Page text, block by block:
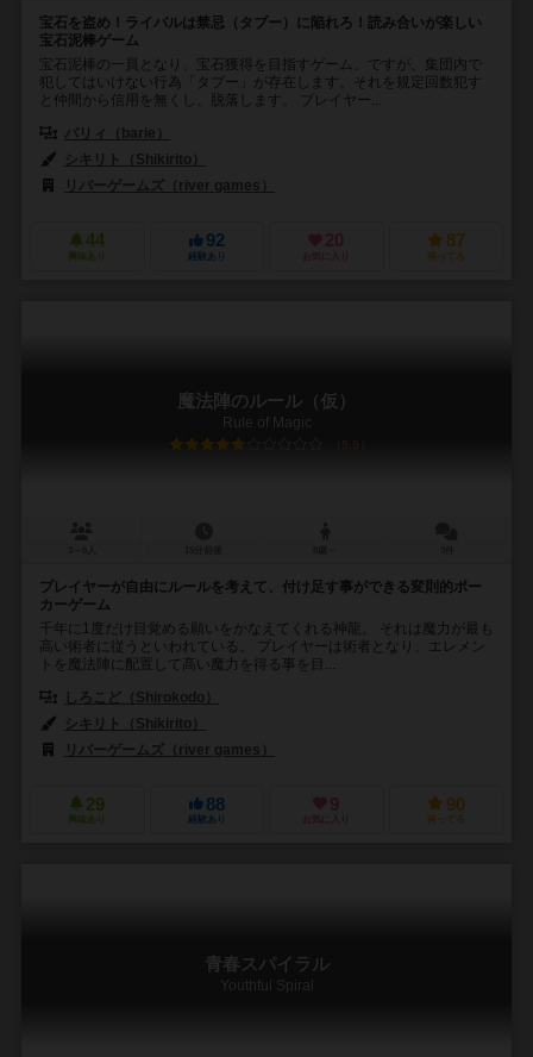
宝石を盗め！ライバルは禁忌（タブー）に陥れろ！読み合いが楽しい
宝石泥棒ゲーム
宝石泥棒の一員となり、宝石獲得を目指すゲーム。ですが、集団内で
犯してはいけない行為「タブー」が存在します。それを規定回数犯す
と仲間から信用を無くし、脱落します。 プレイヤー...
バリィ（barie）
シキリト（Shikirito）
リバーゲームズ（river games）
44
興味あり
92
経験あり
20
お気に入り
87
持ってる
魔法陣のルール（仮）
Rule of Magic
5.9
プレイヤーが自由にルールを考えて、付け足す事ができる変則的ポー
カーゲーム
千年に1度だけ目覚める願いをかなえてくれる神龍。 それは魔力が最も
高い術者に従うといわれている。 プレイヤーは術者となり、エレメン
トを魔法陣に配置して高い魔力を得る事を目...
しろこど（Shirokodo）
シキリト（Shikirito）
リバーゲームズ（river games）
29
興味あり
88
経験あり
9
お気に入り
90
持ってる
青春スパイラル
Youthful Spiral